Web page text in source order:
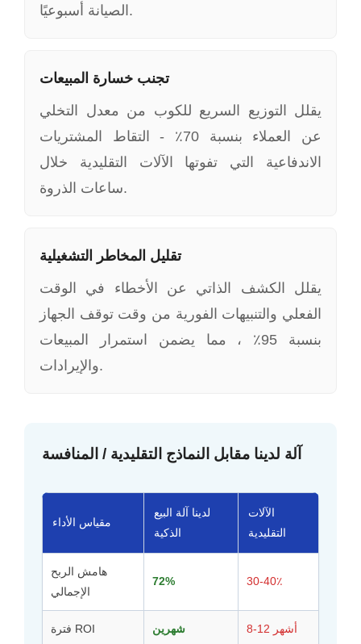
الصيانة أسبوعيًا.
تجنب خسارة المبيعات
يقلل التوزيع السريع للكوب من معدل التخلي
عن العملاء بنسبة 70٪ - التقاط المشتريات
الاندفاعية التي تفوتها الآلات التقليدية خلال
ساعات الذروة.
تقليل المخاطر التشغيلية
يقلل الكشف الذاتي عن الأخطاء في الوقت
الفعلي والتنبيهات الفورية من وقت توقف الجهاز
بنسبة 95٪ ، مما يضمن استمرار المبيعات
والإيرادات.
آلة لدينا مقابل النماذج التقليدية / المنافسة
مقياس الأداء
لدينا آلة البيع
الذكية
الآلات
التقليدية
هامش الربح
الإجمالي
72% 30-40٪
فترة ROI شهرين 8-12 أشهر